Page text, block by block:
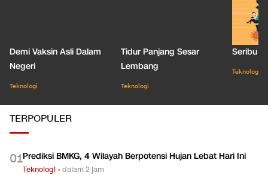
Demi Vaksin Asli Dalam
Negeri
Teknologi
Tidur Panjang Sesar
Lembang
Teknologi
Seribu
Teknologi
TERPOPULER
01Prediksi BMKG, 4 Wilayah Berpotensi Hujan Lebat Hari Ini
Teknologi •dalam 2 jam